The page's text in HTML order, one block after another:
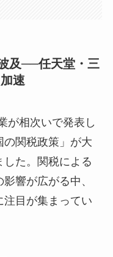
及──任天堂・三
速
が相次いで発表し
の関税政策」が大
た。関税による
響が広がる中、
目が集まってい